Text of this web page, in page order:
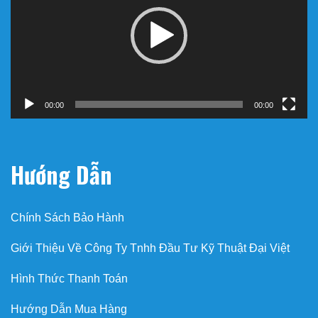
00:00 00:00
Hướng Dẫn
Chính Sách Bảo Hành
Giới Thiệu Về Công Ty Tnhh Đầu Tư Kỹ Thuật Đại Việt
Hình Thức Thanh Toán
Hướng Dẫn Mua Hàng